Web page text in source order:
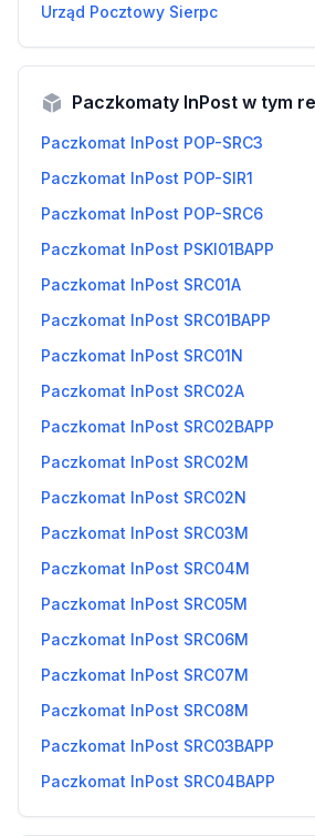
Urząd Pocztowy Sierpc
Paczkomaty InPost w tym
Paczkomat InPost POP-SRC3
Paczkomat InPost POP-SIR1
Paczkomat InPost POP-SRC6
Paczkomat InPost PSKI01BAPP
Paczkomat InPost SRC01A
Paczkomat InPost SRC01BAPP
Paczkomat InPost SRC01N
Paczkomat InPost SRC02A
Paczkomat InPost SRC02BAPP
Paczkomat InPost SRC02M
Paczkomat InPost SRC02N
Paczkomat InPost SRC03M
Paczkomat InPost SRC04M
Paczkomat InPost SRC05M
Paczkomat InPost SRC06M
Paczkomat InPost SRC07M
Paczkomat InPost SRC08M
Paczkomat InPost SRC03BAPP
Paczkomat InPost SRC04BAPP